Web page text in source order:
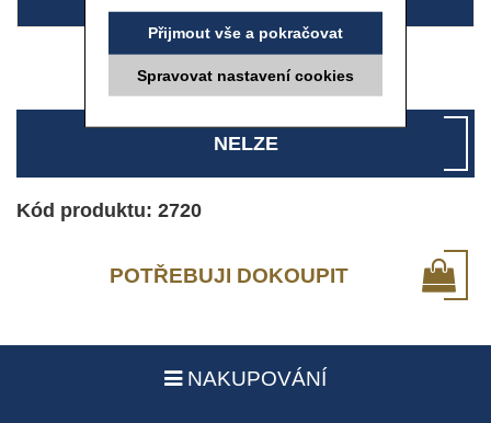
Kód produktu: 2720
POTŘEBUJI DOKOUPIT
NELZE
NAKUPOVÁNÍ
Spravovat nastavení cookies
Přijmout vše a pokračovat